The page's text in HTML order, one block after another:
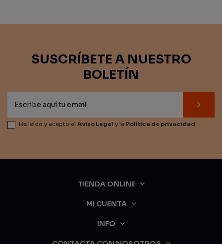
SUSCRÍBETE A NUESTRO
BOLETÍN
He leído y acepto el Aviso Legal y la Política de privacidad
TIENDA ONLINE
MI CUENTA
INFO